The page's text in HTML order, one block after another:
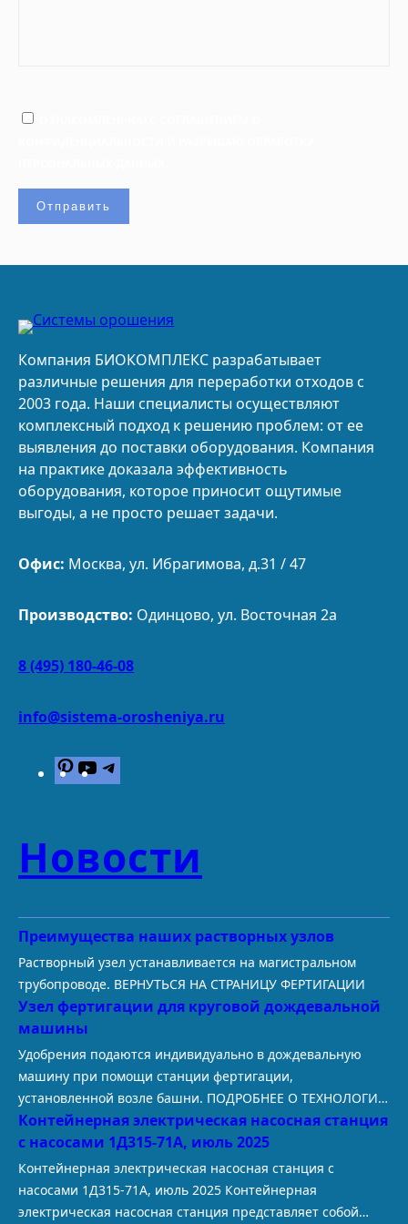
Компания БИОКОМПЛЕКС разрабатывает
различные решения для переработки отходов с
2003 года. Наши специалисты осуществляют
комплексный подход к решению проблем: от ее
выявления до поставки оборудования. Компания
на практике доказала эффективность
оборудования, которое приносит ощутимые
выгоды, а не просто решает задачи.
Офис: Москва, ул. Ибрагимова, д.31 / 47
Производство: Одинцово, ул. Восточная 2а
8 (495) 180-46-08
info@sistema-orosheniya.ru
P
i
e
r
s
t
Y
o
u
b
e
g
r
m
Новости
Преимущества наших растворных узлов
Растворный узел устанавливается на магистральном
трубопроводе. ВЕРНУТЬСЯ НА СТРАНИЦУ ФЕРТИГАЦИИ
Узел фертигации для круговой дождевальной
машины
Удобрения подаются индивидуально в дождевальную
машину при помощи станции фертигации,
установленной возле башни. ПОДРОБНЕЕ О ТЕХНОЛОГИИ
ФЕРТИГАЦИИ В условиях растущей конкуренции и
требований к рентабельности сельскохозяйственные
производители все чаще обращаются к технологиям,
которые позволяют получать максимальную отдачу с
каждого гектара. Одной из таких высокоэффективных
Контейнерная электрическая насосная станция
с насосами 1Д315-71А, июль 2025
Контейнерная электрическая насосная станция с
насосами 1Д315-71А, июль 2025 Контейнерная
электрическая насосная станция представляет собой